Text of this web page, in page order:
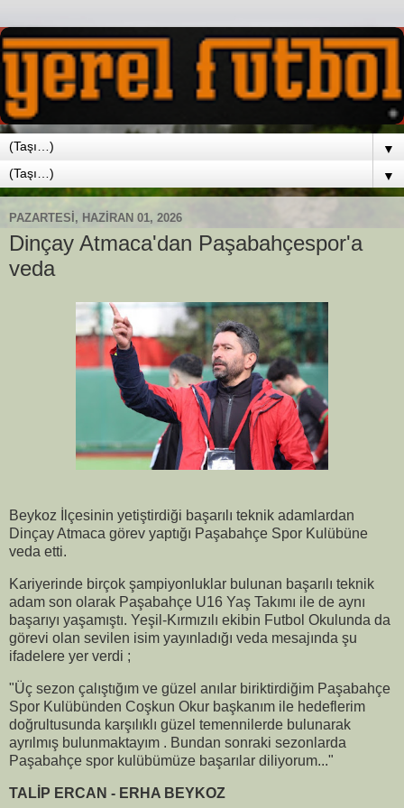
▼
▼
PAZARTESI, HAZIRAN 01, 2026
Dinçay Atmaca'dan Paşabahçespor'a
veda
Beykoz İlçesinin yetiştirdiği başarılı teknik adamlardan
Dinçay Atmaca görev yaptığı Paşabahçe Spor Kulübüne
veda etti.
Kariyerinde birçok şampiyonluklar bulunan başarılı teknik
adam son olarak Paşabahçe U16 Yaş Takımı ile de aynı
başarıyı yaşamıştı. Yeşil-Kırmızılı ekibin Futbol Okulunda da
görevi olan sevilen isim yayınladığı veda mesajında şu
ifadelere yer verdi ;
"Üç sezon çalıştığım ve güzel anılar biriktirdiğim Paşabahçe
Spor Kulübünden Coşkun Okur başkanım ile hedeflerim
doğrultusunda karşılıklı güzel temennilerde bulunarak
ayrılmış bulunmaktayım . Bundan sonraki sezonlarda
Paşabahçe spor kulübümüze başarılar diliyorum..."
TALİP ERCAN - ERHA BEYKOZ